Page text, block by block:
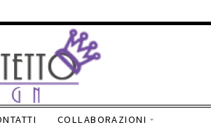
COLLABORAZIONI